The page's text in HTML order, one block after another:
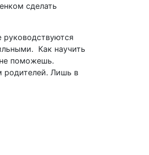
сделать
Как научить
поможешь.
родителей. Лишь в